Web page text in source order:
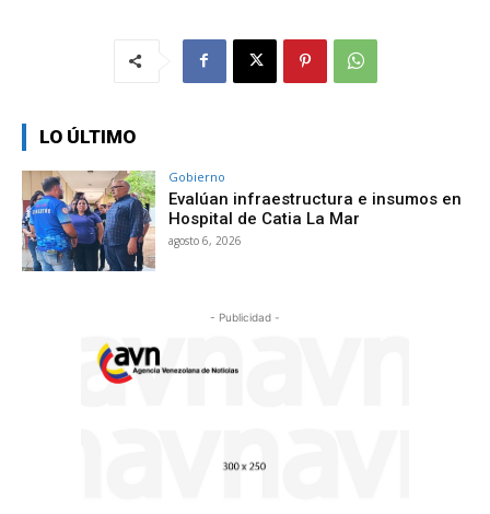
LO ÚLTIMO
Gobierno
Evalúan infraestructura e insumos en
Hospital de Catia La Mar
agosto 6, 2026
- Publicidad -